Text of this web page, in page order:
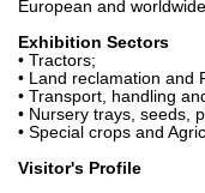
Échange
Systemes Fan Drive
Radiateurs
European and
Exhibition Sectors
• Tractors;
• Land reclamation and
• Transport, handling
• Nursery trays, seeds,
• Special crops and
Visitor's Profile